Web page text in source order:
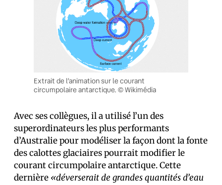
Extrait de l’animation sur le courant
circumpolaire antarctique. © Wikimédia
Avec ses collègues, il a utilisé l’un des
superordinateurs les plus performants
d’Australie pour modéliser la façon dont la fonte
des calottes glaciaires pourrait modifier le
courant circumpolaire antarctique. Cette
dernière «déverserait de grandes quantités d’eau